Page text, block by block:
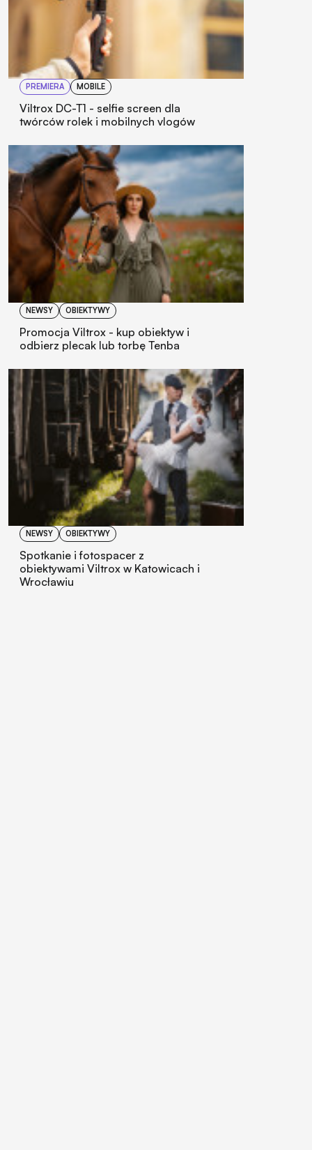
PREMIERA MOBILE
Viltrox DC-T1 - selfie screen dla
twórców rolek i mobilnych vlogów
NEWSY OBIEKTYWY
Promocja Viltrox - kup obiektyw i
odbierz plecak lub torbę Tenba
NEWSY OBIEKTYWY
Spotkanie i fotospacer z
obiektywami Viltrox w Katowicach i
Wrocławiu